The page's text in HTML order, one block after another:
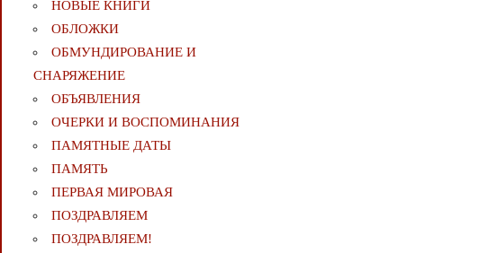
НОВЫЕ КНИГИ
ОБЛОЖКИ
ОБМУНДИРОВАНИЕ И
СНАРЯЖЕНИЕ
ОБЪЯВЛЕНИЯ
ОЧЕРКИ И ВОСПОМИНАНИЯ
ПАМЯТНЫЕ ДАТЫ
ПАМЯТЬ
ПЕРВАЯ МИРОВАЯ
ПОЗДРАВЛЯЕМ
ПОЗДРАВЛЯЕМ!